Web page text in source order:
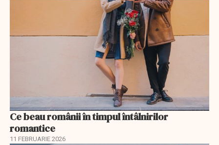
Ce beau românii în timpul întâlnirilor
romantice
11 FEBRUARIE 2026